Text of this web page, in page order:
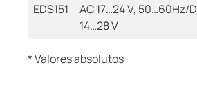
EDS151
AC 17…24 V, 50…60Hz/
14…28 V
* Valores absolutos